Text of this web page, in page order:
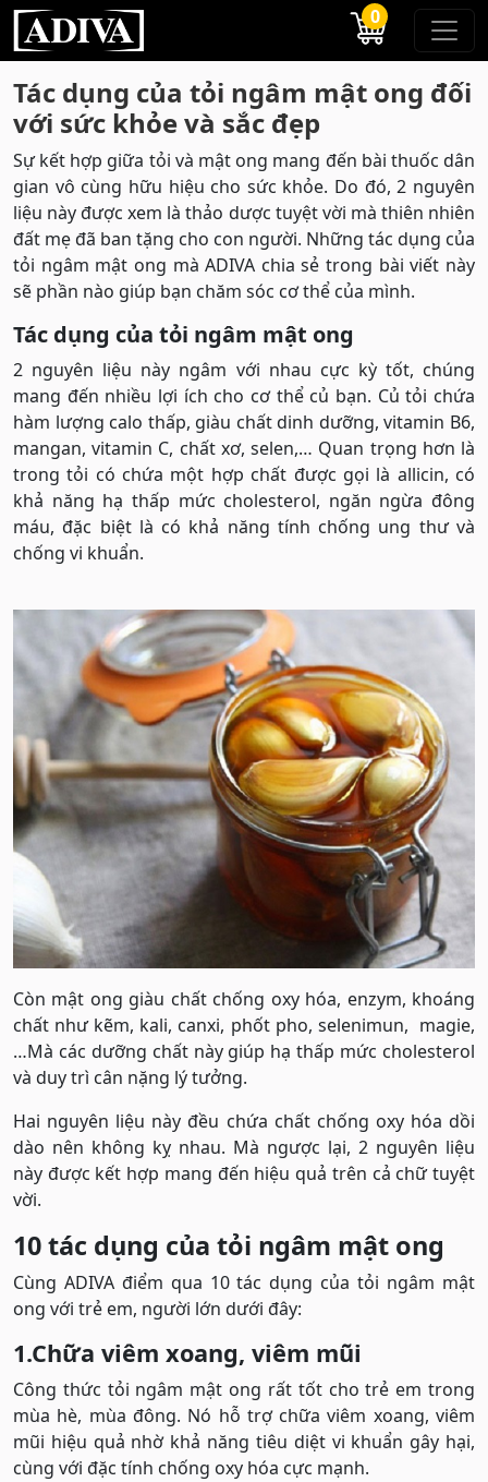
0
Tác dụng của tỏi ngâm mật ong đối
với sức khỏe và sắc đẹp
Sự kết hợp giữa tỏi và mật ong mang đến bài thuốc dân
gian vô cùng hữu hiệu cho sức khỏe. Do đó, 2 nguyên
liệu này được xem là thảo dược tuyệt vời mà thiên nhiên
đất mẹ đã ban tặng cho con người. Những tác dụng của
tỏi ngâm mật ong mà ADIVA chia sẻ trong bài viết này
sẽ phần nào giúp bạn chăm sóc cơ thể của mình.
Tác dụng của tỏi ngâm mật ong
2 nguyên liệu này ngâm với nhau cực kỳ tốt, chúng
mang đến nhiều lợi ích cho cơ thể củ bạn. Củ tỏi chứa
hàm lượng calo thấp, giàu chất dinh dưỡng, vitamin B6,
mangan, vitamin C, chất xơ, selen,… Quan trọng hơn là
trong tỏi có chứa một hợp chất được gọi là allicin, có
khả năng hạ thấp mức cholesterol, ngăn ngừa đông
máu, đặc biệt là có khả năng tính chống ung thư và
chống vi khuẩn.
Còn mật ong giàu chất chống oxy hóa, enzym, khoáng
chất như kẽm, kali, canxi, phốt pho, selenimun, magie,
…Mà các dưỡng chất này giúp hạ thấp mức cholesterol
và duy trì cân nặng lý tưởng.
Hai nguyên liệu này đều chứa chất chống oxy hóa dồi
dào nên không kỵ nhau. Mà ngược lại, 2 nguyên liệu
này được kết hợp mang đến hiệu quả trên cả chữ tuyệt
vời.
10 tác dụng của tỏi ngâm mật ong
Cùng ADIVA điểm qua 10 tác dụng của tỏi ngâm mật
ong với trẻ em, người lớn dưới đây:
1.Chữa viêm xoang, viêm mũi
Công thức tỏi ngâm mật ong rất tốt cho trẻ em trong
mùa hè, mùa đông. Nó hỗ trợ chữa viêm xoang, viêm
mũi hiệu quả nhờ khả năng tiêu diệt vi khuẩn gây hại,
cùng với đặc tính chống oxy hóa cực mạnh.